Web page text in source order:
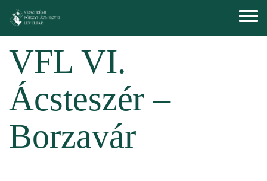
Toggle
menu
VFL VI.
Ácsteszér –
Borzavár